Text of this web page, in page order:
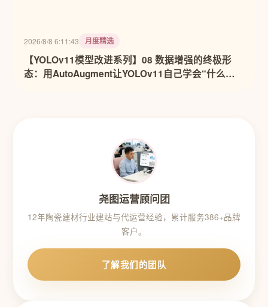
2026/8/8 6:11:43 月度精选
【YOLOv11模型改进系列】08 数据增强的终极形
态：用AutoAugment让YOLOv11自己学会“什么数
尧图运营顾问团
12年陶瓷建材行业建站与代运营经验，累计服务386+品牌
客户。
了解我们的团队